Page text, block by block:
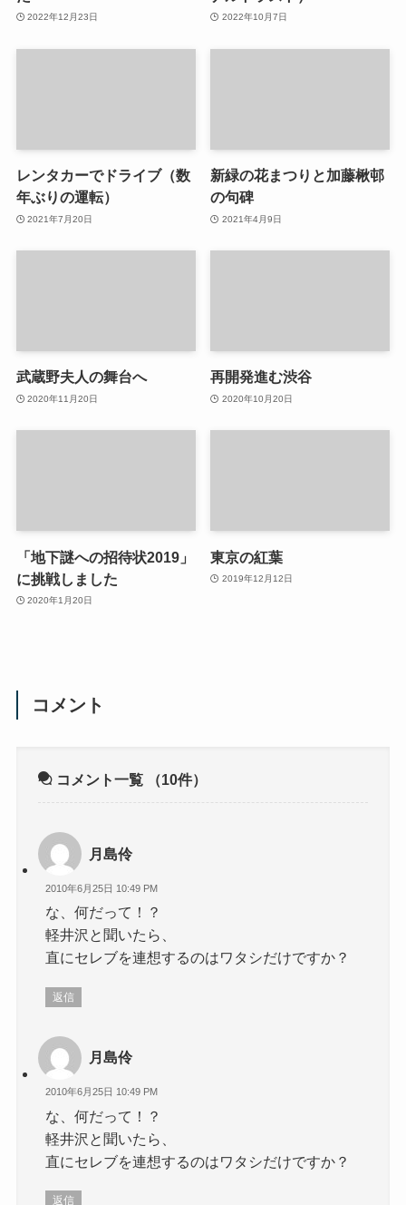
2022年12月23日 2022年10月7日
レンタカーでドライブ（数
年ぶりの運転）
2021年7月20日
新緑の花まつりと加藤楸邨
の句碑
2021年4月9日
武蔵野夫人の舞台へ
2020年11月20日
再開発進む渋谷
2020年10月20日
「地下謎への招待状2019」
に挑戦しました
2020年1月20日
東京の紅葉
2019年12月12日
コメント
コメント一覧 （10件）
月島伶
2010年6月25日 10:49 PM
な、何だって！？
軽井沢と聞いたら、
直にセレブを連想するのはワタシだけですか？
返信
月島伶
2010年6月25日 10:49 PM
な、何だって！？
軽井沢と聞いたら、
直にセレブを連想するのはワタシだけですか？
返信